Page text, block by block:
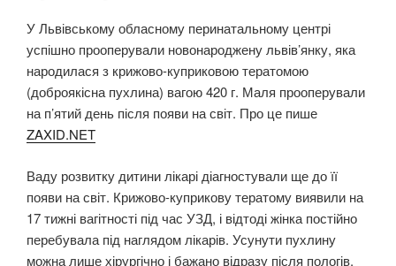
У Львівському обласному перинатальному центрі
успішно прооперували новонароджену львів’янку, яка
народилася з крижово-куприковою тератомою
(доброякісна пухлина) вагою 420 г. Маля прооперували
на п’ятий день після появи на світ. Про це пише
ZAXID.NET
Ваду розвитку дитини лікарі діагностували ще до її
появи на світ. Крижово-куприкову тератому виявили на
17 тижні вагітності під час УЗД, і відтоді жінка постійно
перебувала під наглядом лікарів. Усунути пухлину
можна лише хірургічно і бажано відразу після пологів,